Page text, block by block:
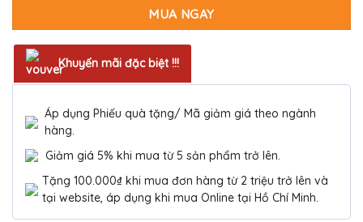
MUA NGAY
Khuyến mãi đặc biệt !!!
Áp dụng Phiếu quà tặng/ Mã giảm giá theo ngành
hàng.
Giảm giá 5% khi mua từ 5 sản phẩm trở lên.
Tặng 100.000₫ khi mua đơn hàng từ 2 triệu trở lên và
tại website, áp dụng khi mua Online tại Hồ Chí Minh.